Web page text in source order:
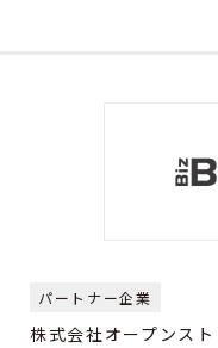
パートナー企業
株式会社オープンス